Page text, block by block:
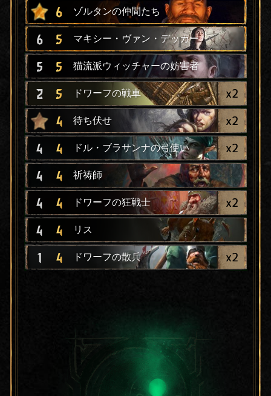
6 ゾルタンの仲間たち
6 5 マキシー・ヴァン・デッカー
5 5 猫流派ウィッチャーの妨害者
2 5 ドワーフの戦車 x2
4 待ち伏せ x2
4 4 ドル・ブラサンナの弓使い x2
4 4 祈祷師
4 4 ドワーフの狂戦士 x2
4 4 リス
1 4 ドワーフの散兵 x2